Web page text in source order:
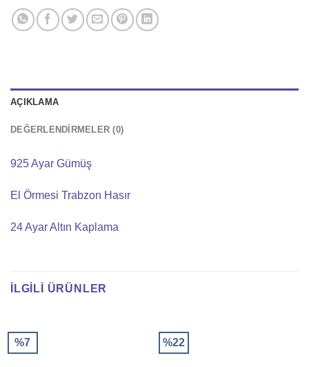
AÇIKLAMA
DEĞERLENDIRMELER (0)
925 Ayar Gümüş
El Örmesi Trabzon Hasır
24 Ayar Altın Kaplama
İLGILI ÜRÜNLER
%7 %22